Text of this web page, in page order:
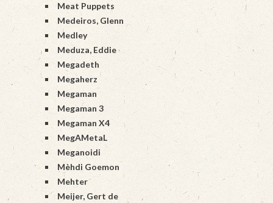
Meat Puppets
Medeiros, Glenn
Medley
Meduza, Eddie
Megadeth
Megaherz
Megaman
Megaman 3
Megaman X4
MegAMetaL
Meganoidi
Mèhdi Goemon
Mehter
Meijer, Gert de